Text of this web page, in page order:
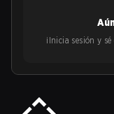
¡Inicia sesión y